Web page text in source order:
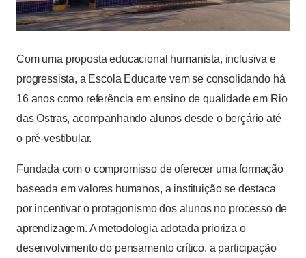
Com uma proposta educacional humanista, inclusiva e
progressista, a Escola Educarte vem se consolidando há
16 anos como referência em ensino de qualidade em Rio
das Ostras, acompanhando alunos desde o berçário até
o pré-vestibular.
Fundada com o compromisso de oferecer uma formação
baseada em valores humanos, a instituição se destaca
por incentivar o protagonismo dos alunos no processo de
aprendizagem. A metodologia adotada prioriza o
desenvolvimento do pensamento crítico, a participação